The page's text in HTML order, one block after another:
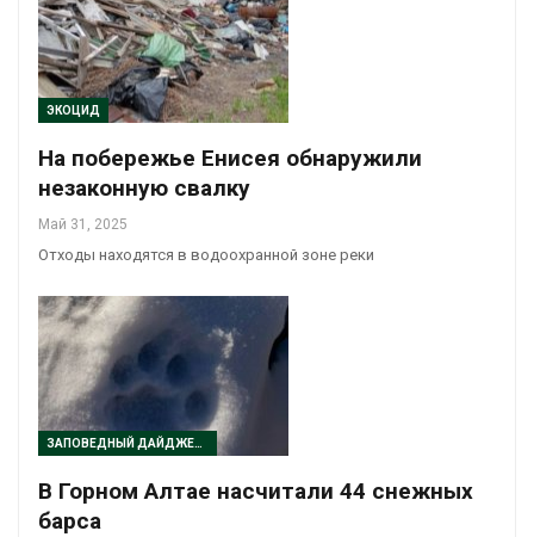
ЭКОЦИД
На побережье Енисея обнаружили
незаконную свалку
Май 31, 2025
Отходы находятся в водоохранной зоне реки
ЗАПОВЕДНЫЙ ДАЙДЖЕСТ
В Горном Алтае насчитали 44 снежных
барса